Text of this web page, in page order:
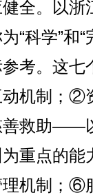
全。以浙
“科学”和
考。这
机制；
救助——
重点的能
机制；